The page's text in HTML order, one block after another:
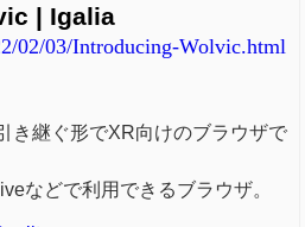
| Igalia
02/03/Introducing-Wolvic.html
き継ぐ形でXR向けのブラウザで
などで利用できるブラウザ。